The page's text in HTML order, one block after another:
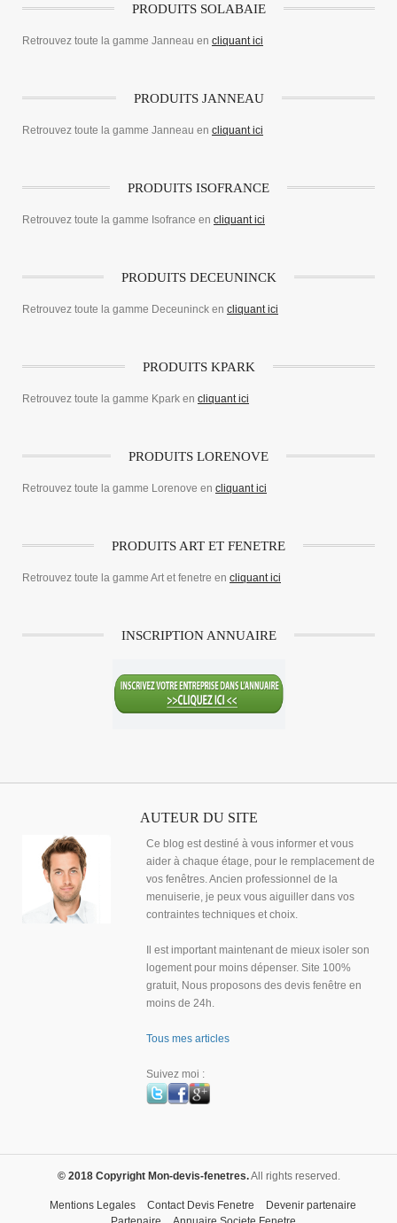
PRODUITS SOLABAIE
Retrouvez toute la gamme Janneau en cliquant ici
PRODUITS JANNEAU
Retrouvez toute la gamme Janneau en cliquant ici
PRODUITS ISOFRANCE
Retrouvez toute la gamme Isofrance en cliquant ici
PRODUITS DECEUNINCK
Retrouvez toute la gamme Deceuninck en cliquant ici
PRODUITS KPARK
Retrouvez toute la gamme Kpark en cliquant ici
PRODUITS LORENOVE
Retrouvez toute la gamme Lorenove en cliquant ici
PRODUITS ART ET FENETRE
Retrouvez toute la gamme Art et fenetre en cliquant ici
INSCRIPTION ANNUAIRE
AUTEUR DU SITE
Ce blog est destiné à vous informer et vous
aider à chaque étage, pour le remplacement de
vos fenêtres. Ancien professionnel de la
menuiserie, je peux vous aiguiller dans vos
contraintes techniques et choix.
Il est important maintenant de mieux isoler son
logement pour moins dépenser. Site 100%
gratuit, Nous proposons des devis fenêtre en
moins de 24h.
Tous mes articles
Suivez moi :
© 2018 Copyright Mon-devis-fenetres.All rights reserved.
Mentions Legales Contact Devis Fenetre
Devenir partenaire